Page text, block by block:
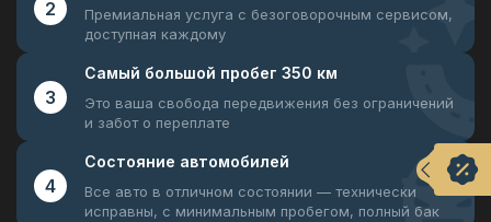
2 Премиальная услуга с безоговорочным сервисом,
доступная каждому
3
Самый большой пробег 350 км
Это ваша свобода передвижения без ограничений
и забот о переплате
4
Состояние автомобилей
Все авто в отличном состоянии — технически
исправны, с минимальным пробегом, полный бак